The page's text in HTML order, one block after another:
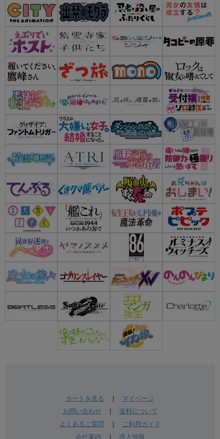
カートを見る
マイページ
お問い合わせ| 送料について
よくあるご質問
ご利用ガイド
会社案内
求人情報